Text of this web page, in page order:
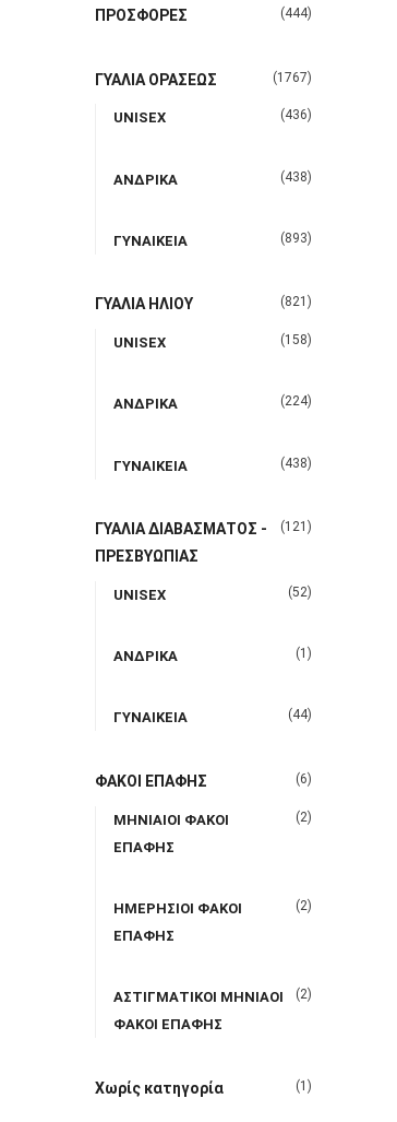
ΠΡΟΣΦΟΡΕΣ (444)
ΓΥΑΛΙΑ ΟΡΑΣΕΩΣ (1767)
UNISEX (436)
ΑΝΔΡΙΚΑ (438)
ΓΥΝΑΙΚΕΙΑ (893)
ΓΥΑΛΙΑ ΗΛΙΟΥ (821)
UNISEX (158)
ΑΝΔΡΙΚΑ (224)
ΓΥΝΑΙΚΕΙΑ (438)
ΓΥΑΛΙΑ ΔΙΑΒΑΣΜΑΤΟΣ -
ΠΡΕΣΒΥΩΠΙΑΣ
(121)
UNISEX (52)
ΑΝΔΡΙΚΑ (1)
ΓΥΝΑΙΚΕΙΑ (44)
ΦΑΚΟΙ ΕΠΑΦΗΣ (6)
ΜΗΝΙΑΙΟΙ ΦΑΚΟΙ
ΕΠΑΦΗΣ
(2)
ΗΜΕΡΗΣΙΟΙ ΦΑΚΟΙ
ΕΠΑΦΗΣ
(2)
ΑΣΤΙΓΜΑΤΙΚΟΙ ΜΗΝΙΑΟΙ
ΦΑΚΟΙ ΕΠΑΦΗΣ
(2)
Χωρίς κατηγορία (1)